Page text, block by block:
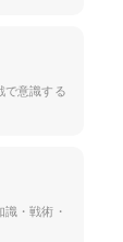
で意識する
・戦術・